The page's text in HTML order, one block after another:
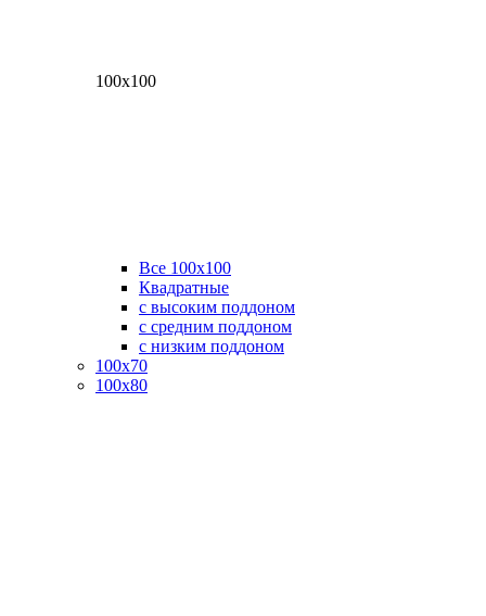
100х100
Все 100х100
Квадратные
с высоким поддоном
с средним поддоном
с низким поддоном
100х70
100х80